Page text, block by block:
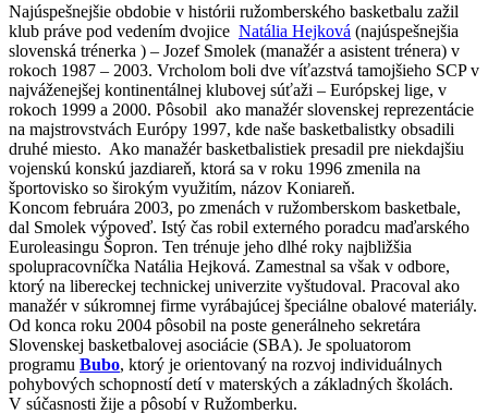
Najúspešnejšie obdobie v histórii ružomberského basketbalu zažil
klub práve pod vedením dvojice Natália Hejková (najúspešnejšia
slovenská trénerka ) – Jozef Smolek (manažér a asistent trénera) v
rokoch 1987 – 2003. Vrcholom boli dve víťazstvá tamojšieho SCP v
najváženejšej kontinentálnej klubovej súťaži – Európskej lige, v
rokoch 1999 a 2000. Pôsobil ako manažér slovenskej reprezentácie
na majstrovstvách Európy 1997, kde naše basketbalistky obsadili
druhé miesto. Ako manažér basketbalistiek presadil pre niekdajšiu
vojenskú konskú jazdiareň, ktorá sa v roku 1996 zmenila na
športovisko so širokým využitím, názov Koniareň.
Koncom februára 2003, po zmenách v ružomberskom basketbale,
dal Smolek výpoveď. Istý čas robil externého poradcu maďarského
Euroleasingu Šopron. Ten trénuje jeho dlhé roky najbližšia
spolupracovníčka Natália Hejková. Zamestnal sa však v odbore,
ktorý na libereckej technickej univerzite vyštudoval. Pracoval ako
manažér v súkromnej firme vyrábajúcej špeciálne obalové materiály.
Od konca roku 2004 pôsobil na poste generálneho sekretára
Slovenskej basketbalovej asociácie (SBA). Je spoluatorom
programu Bubo, ktorý je orientovaný na rozvoj individuálnych
pohybových schopností detí v materských a základných školách.
V súčasnosti žije a pôsobí v Ružomberku.